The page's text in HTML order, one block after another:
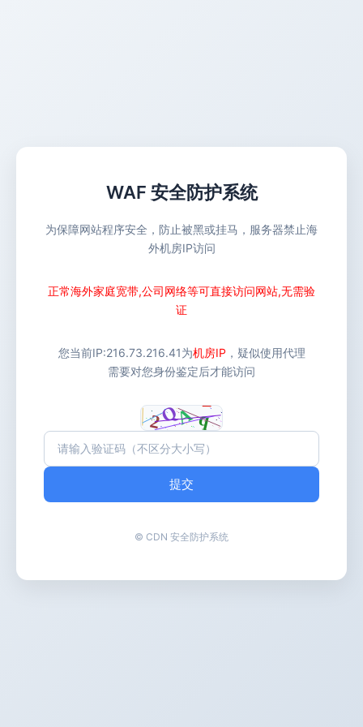
WAF 安全防护系统
为保障网站程序安全，防止被黑或挂马，服务器禁止海
外机房IP访问
正常海外家庭宽带,公司网络等可直接访问网站,无需验
证
您当前IP:216.73.216.41为机房IP ，疑似使用代理
需要对您身份鉴定后才能访问
提交
© CDN 安全防护系统